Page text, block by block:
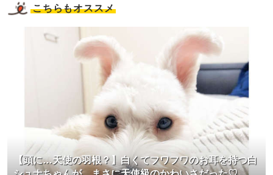
こちらもオススメ
【頭に…天使の羽根？】白くてフワフワのお耳を持つ白